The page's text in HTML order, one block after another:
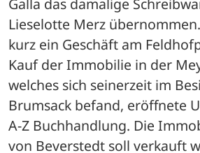
Lieselotte Merz
kurz ein Geschäft am
Kauf der Immobilie in der
welches sich seinerzeit im
Brumsack befand, eröffnete
A-Z Buchhandlung. Die
von Beverstedt soll verkauft